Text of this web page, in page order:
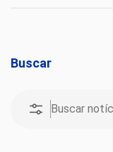
Buscar